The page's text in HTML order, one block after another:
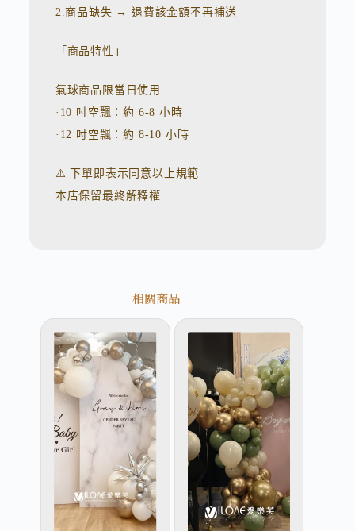
2.商品缺失 → 退費該金額不再補送
「商品特性」
氣球商品限當日使用
·10 吋空飄：約 6-8 小時
·12 吋空飄：約 8-10 小時
⚠️ 下單即表示同意以上規範
本店保留最終解釋權
相關商品